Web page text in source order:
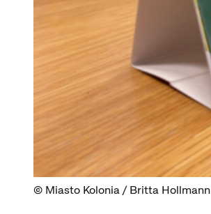
Miasto Kolonia / Britta Hollmann